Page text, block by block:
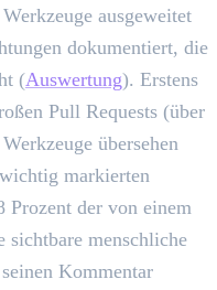
ausgeweitet
dokumentiert, die
(Auswertung). Erstens
Pull Requests (über
übersehen
markierten
der von einem
sichtbare menschliche
Kommentar